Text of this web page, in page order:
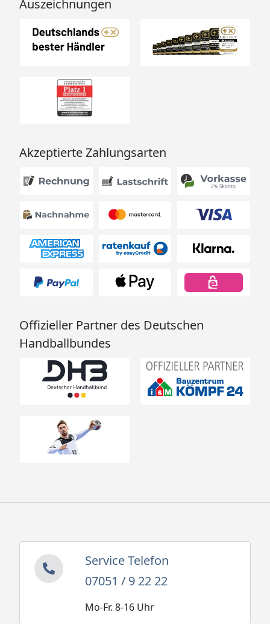
Auszeichnungen
Akzeptierte Zahlungsarten
Offizieller Partner des Deutschen
Handballbundes
Service Telefon
07051 / 9 22 22
Mo-Fr. 8-16 Uhr